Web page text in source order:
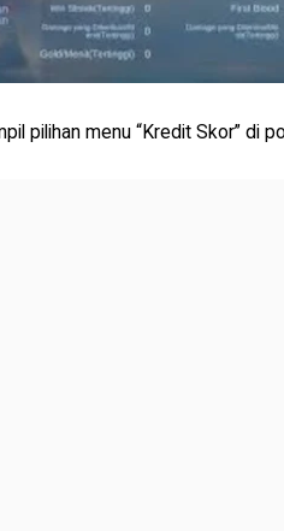
pilihan menu “Kredit Skor” di